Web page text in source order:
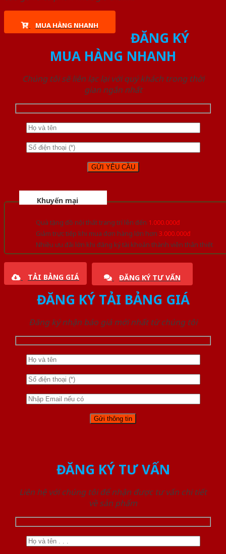
MUA HÀNG NHANH
ĐĂNG KÝ
MUA HÀNG NHANH
Chúng tôi sẽ liên lạc lại với quý khách trong thời
gian ngắn nhất
Khuyến mại
Quà tặng đồ nội thất trang trí lên đến 1.000.000đ
Giảm trực tiếp khi mua đơn hàng lớn hơn 3.000.000đ
Nhiều ưu đãi lớn khi đăng ký tài khoản thành viên thân thiết
TẢI BẢNG GIÁ ĐĂNG KÝ TƯ VẤN
ĐĂNG KÝ TẢI BẢNG GIÁ
Đăng ký nhận báo giá mới nhất từ chúng tôi
ĐĂNG KÝ TƯ VẤN
Liên hệ với chúng tôi để nhận được tư vấn chi tiết
về sản phẩm